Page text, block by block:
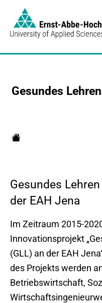
Gesundes
Gesundes
der EAH Jena
Im Zeitraum 2015-
Innovationsprojekt
(GLL) an der EAH
des Projekts werden
Betriebswirtschaft,